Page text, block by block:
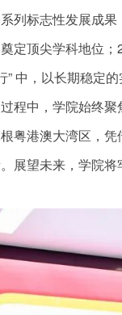
列标志性发展成
顶尖学科地位
中，以长期稳定
程中，学院始终
粤港澳大湾区，
展望未来，学院